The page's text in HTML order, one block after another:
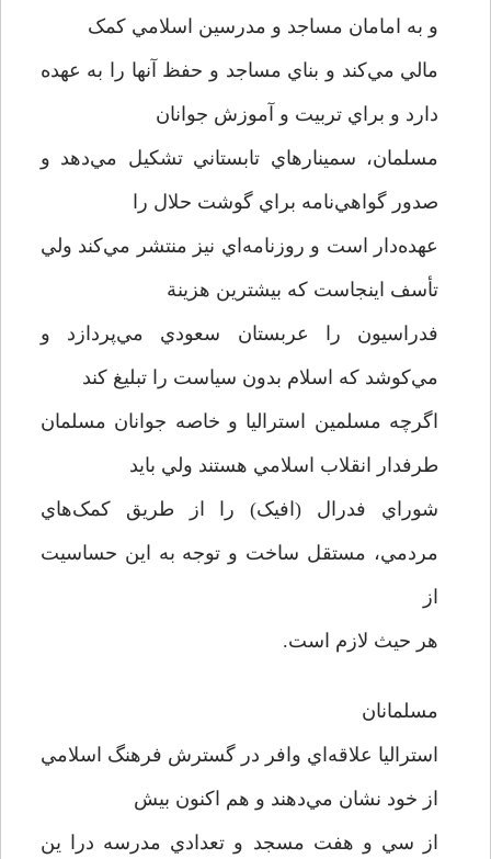
و به امامان مساجد و مدرسين اسلامي کمک
مالي مي‌کند و بناي مساجد و حفظ آنها را به عهده
دارد و براي تربيت و آموزش جوانان
مسلمان، سمينارهاي تابستاني تشکيل مي‌دهد و
صدور گواهي‌نامه براي گوشت حلال را
عهده‌دار است و روزنامه‌اي نيز منتشر مي‌کند ولي
تأسف اينجاست که بيشترين هزينة
فدراسيون را عربستان سعودي مي‌پردازد و
مي‌کوشد که اسلام بدون سياست را تبليغ کند
اگرچه مسلمين استراليا و خاصه جوانان مسلمان
طرفدار انقلاب اسلامي هستند ولي بايد
شوراي فدرال (افيک) را از طريق کمک‌هاي
مردمي، مستقل ساخت و توجه به اين حساسيت
از
هر حيث لازم است.
مسلمانان
استراليا علاقه‌اي وافر در گسترش فرهنگ اسلامي
از خود نشان مي‌دهند و هم اکنون بيش
از سي و هفت مسجد و تعدادي مدرسه درا ين